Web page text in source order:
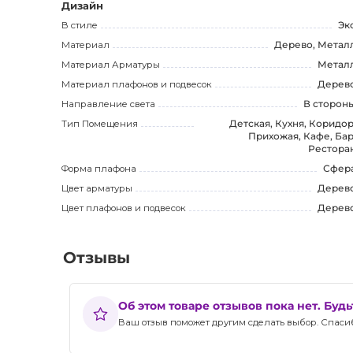
Приобретая RISTA Подвесной светильник, вы
вы будете полностью удовлетворены своей покупкой.
Цена указана за версию "S" (40 см).
Он добавит стиль и уют в любое помещение, став
Дизайн
В стиле
Материал
Дерево,
Материал Арматуры
Материал плафонов и подвесок
Направление света
В
Тип Помещения
Детская, Кухня,
Прихожая, Кафе,
Форма плафона
Цвет арматуры
Цвет плафонов и подвесок
Отзывы
Об этом товаре отзывов пока нет.
Ваш отзыв поможет другим сделать выбор.